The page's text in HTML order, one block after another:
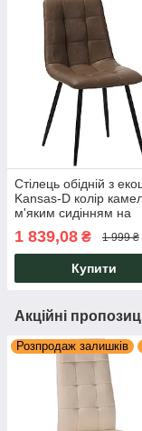
Стілець обідній з
Kansas-D колір
м'яким сидінням на
чорних ніжках для
кафе, готелю,
AMF
1 839,08 ₴ 1 999 ₴
Купити
Акційні
Розпродаж залишків